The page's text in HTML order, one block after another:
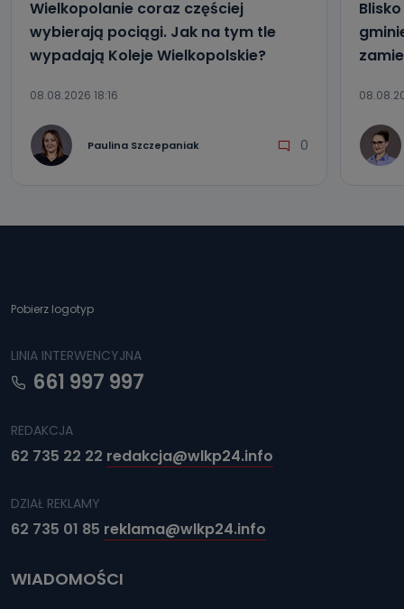
Wielkopolanie coraz częściej
wybierają pociągi. Jak na tym tle
wypadają Koleje Wielkopolskie?
08.08.2026 18:16
Paulina Szczepaniak 0
Pobierz logotyp
LINIA INTERWENCYJNA
661 997 997
REDAKCJA
62 735 22 22 redakcja@wlkp24.info
DZIAŁ REKLAMY
62 735 01 85 reklama@wlkp24.info
WIADOMOŚCI